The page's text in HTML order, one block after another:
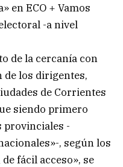
en ECO + Vamos
-a nivel
de la cercanía con
de los dirigentes,
de Corrientes
siendo primero
provinciales -
, según los
fácil acceso», se